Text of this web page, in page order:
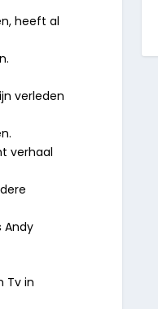
heeft al
verleden
verhaal
Andy
Tv in